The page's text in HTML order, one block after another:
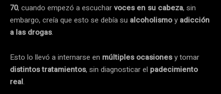
70, cuando empezó a escucharvoces en su cabeza, sin
embargo, creía que esto se debía su alcoholismoy adicción
a las drogas.
Esto lo llevó a internarse en múltiples ocasionesy tomar
distintos tratamientos, sin diagnosticar el padecimiento
real.